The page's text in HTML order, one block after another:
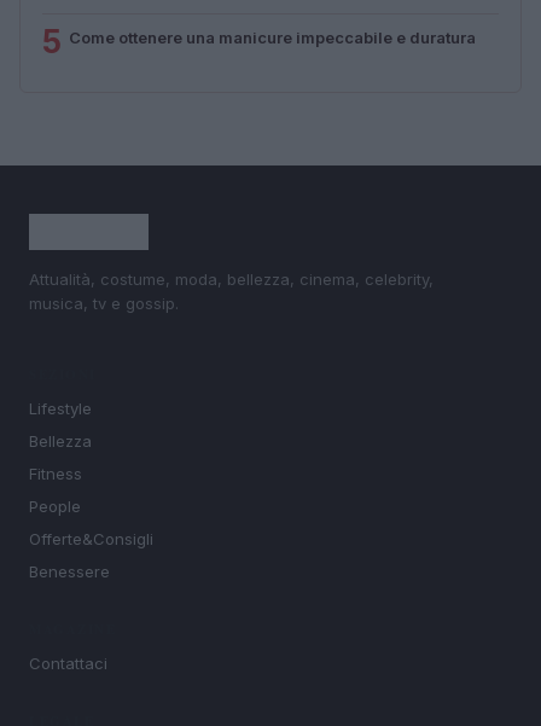
5 Come ottenere una manicure impeccabile e duratura
Attualità, costume, moda, bellezza, cinema, celebrity,
musica, tv e gossip.
Lifestyle
Bellezza
Fitness
People
Offerte&Consigli
Benessere
Contattaci